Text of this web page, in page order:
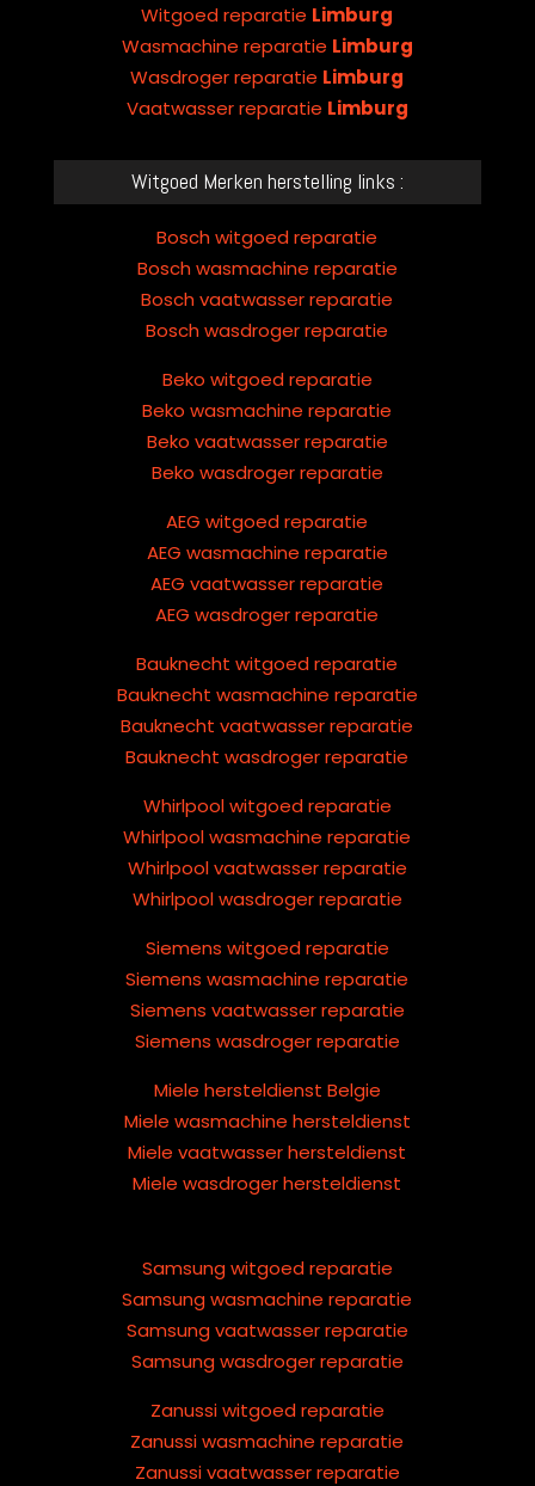
Witgoed reparatie Limburg
Wasmachine reparatie Limburg
Wasdroger reparatie Limburg
Vaatwasser reparatie Limburg
Witgoed Merken herstelling links :
Bosch witgoed reparatie
Bosch wasmachine reparatie
Bosch vaatwasser reparatie
Bosch wasdroger reparatie
Beko witgoed reparatie
Beko wasmachine reparatie
Beko vaatwasser reparatie
Beko wasdroger reparatie
AEG witgoed reparatie
AEG wasmachine reparatie
AEG vaatwasser reparatie
AEG wasdroger reparatie
Bauknecht witgoed reparatie
Bauknecht wasmachine reparatie
Bauknecht vaatwasser reparatie
Bauknecht wasdroger reparatie
Whirlpool witgoed reparatie
Whirlpool wasmachine reparatie
Whirlpool vaatwasser reparatie
Whirlpool wasdroger reparatie
Siemens witgoed reparatie
Siemens wasmachine reparatie
Siemens vaatwasser reparatie
Siemens wasdroger reparatie
Miele hersteldienst Belgie
Miele wasmachine hersteldienst
Miele vaatwasser hersteldienst
Miele wasdroger hersteldienst
Samsung witgoed reparatie
Samsung wasmachine reparatie
Samsung vaatwasser reparatie
Samsung wasdroger reparatie
Zanussi witgoed reparatie
Zanussi wasmachine reparatie
Zanussi vaatwasser reparatie